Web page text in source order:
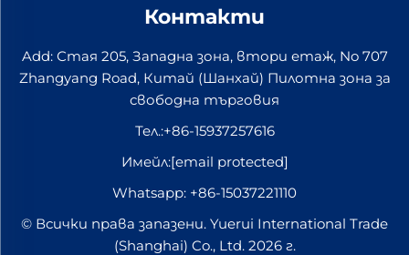
Контакти
Add: Стая 205, Западна зона, втори етаж, No 707
Zhangyang Road, Китай (Шанхай) Пилотна зона за
свободна търговия
Тел.:+86-15937257616
Имейл:[email protected]
Whatsapp: +86-15037221110
© Всички права запазени. Yuerui International Trade
(Shanghai) Co., Ltd. 2026 г.